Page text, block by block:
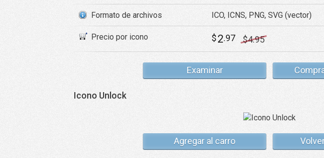
Formato de archivos ICO, ICNS, PNG, SVG (vector)
Precio por icono $2.97 $4.95
Examinar
Icono Unlock
Agregar al carro